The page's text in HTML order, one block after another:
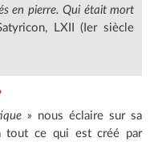
en pierre. Qui était mort
LXII (Ier siècle
» nous éclaire sur sa
ce qui est créé par